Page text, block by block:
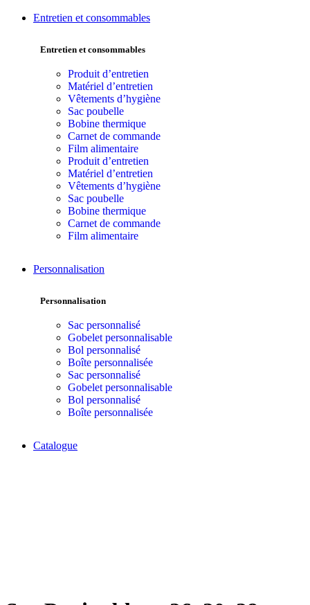
Entretien et consommables
Entretien et consommables
Produit d’entretien
Matériel d’entretien
Vêtements d’hygiène
Sac poubelle
Bobine thermique
Carnet de commande
Film alimentaire
Produit d’entretien
Matériel d’entretien
Vêtements d’hygiène
Sac poubelle
Bobine thermique
Carnet de commande
Film alimentaire
Personnalisation
Personnalisation
Sac personnalisé
Gobelet personnalisable
Bol personnalisé
Boîte personnalisée
Sac personnalisé
Gobelet personnalisable
Bol personnalisé
Boîte personnalisée
Catalogue